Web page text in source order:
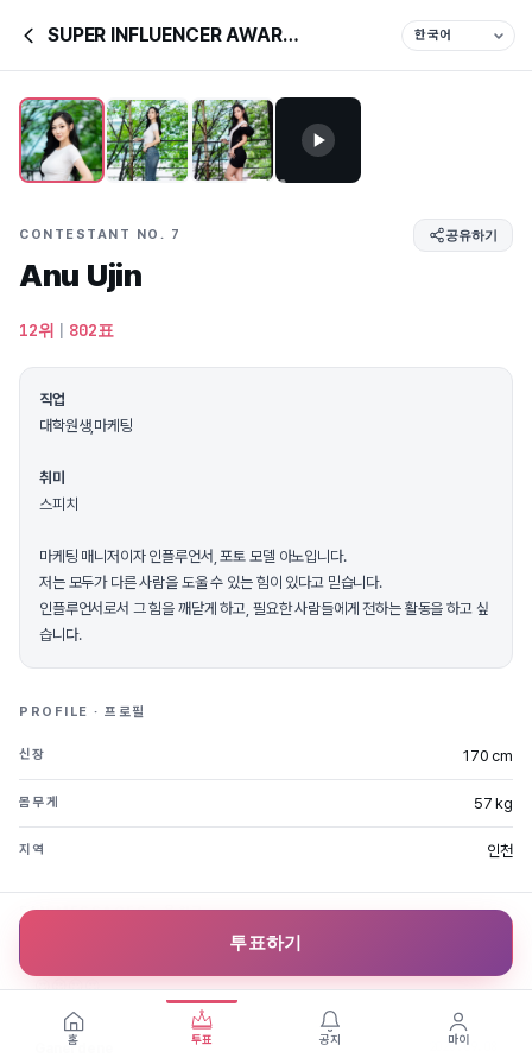
SUPER INFLUENCER AWARDS &
CONTESTANT NO. 7 공유하기
Anu Ujin
12위 | 802표
직업
대학원생,마케팅
취미
스피치
마케팅 매니저이자 인플루언서, 포토 모델 아노입니다.
저는 모두가 다른 사람을 도울 수 있는 힘이 있다고 믿습니다.
인플루언서로서 그 힘을 깨닫게 하고, 필요한 사람들에게 전하는 활동을 하고 싶
습니다.
PROFILE · 프로필
신장 170 cm
몸무게 57 kg
지역 인천
FAN MESSAGES · 응원글
😍😍😍😍
Ganerdene 2025.09.08
투표하기
홈 투표 공지 마이